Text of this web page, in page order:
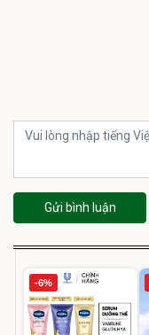
Gửi bình luận
-6%